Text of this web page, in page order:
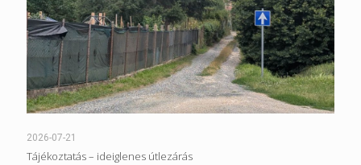
2026-07-21
Tájékoztatás – ideiglenes útlezárás